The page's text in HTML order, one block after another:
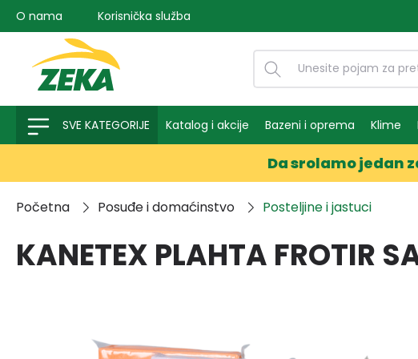
pretragu Preskoči na glavnu navigaciju
O nama Korisnička služba
SVE KATEGORIJE Katalog i akcije Bazeni i oprema Klime
Da srolamo jedan
Početna Posuđe i domaćinstvo Posteljine i jastuci
KANETEX PLAHTA FROTIR